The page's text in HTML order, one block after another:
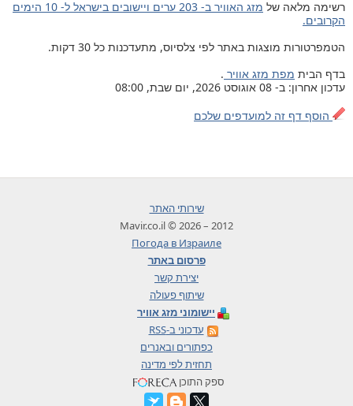
רשימה מלאה של
מזג האוויר ב- 203 ערים ויישובים בישראל ל- 10 הימים
הקרובים.
הטמפרטורות מוצגות באתר לפי צלסיוס, מתעדכנות כל 30 דקות.
בדף הבית מפת מזג אוויר .
עדכון אחרון: ב- 08 אוגוסט 2026, יום שבת, 08:00
הוסף דף זה למועדפים שלכם
שירותי האתר
2012 – 2026 © Mavir.co.il
Погода в Израиле
פרסום באתר
יצירת קשר
שיתוף פעולה
יישומוני מזג אוויר
עדכוני ב-RSS
כפתורים ובאנרים
תחזית לפי מדינה
ספק התוכן